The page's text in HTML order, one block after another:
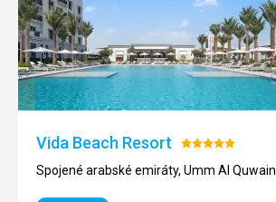
Vida Beach Resort Hodnotenie:
5/5
Spojené arabské emiráty, Umm Al Quwain